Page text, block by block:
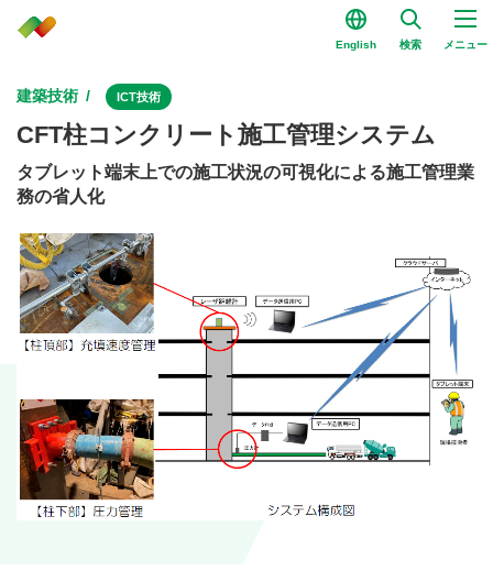
English 検索 メニュー
建築技術 ICT技術
CFT柱コンクリート施⼯管理システム
タブレット端末上での施⼯状況の可視化による施⼯管理業
務の省⼈化